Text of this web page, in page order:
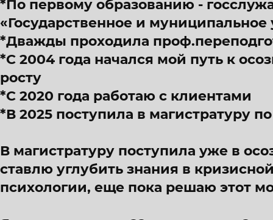
*По первому образованию -
«Государственное и муниципальное
*Дважды проходила
*С 2004 года начался мой путь к
росту
*С 2020 года работаю с клиентами
*В 2025 поступила в магистратуру
В магистратуру поступила уже в
ставлю углубить знания в
психологии, еще пока решаю этот